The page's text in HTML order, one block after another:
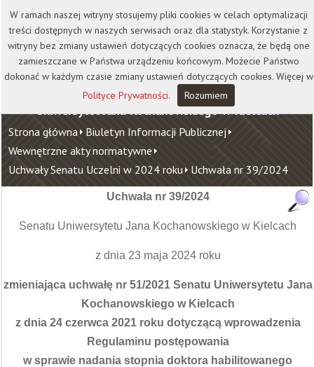
Kontakt Biblioteka
Wydawnictwo
Wirtualna Uczelnia
Uniwersytet Jana Kochanowskiego w Kielcach
Strona główna Biuletyn Informacji Publicznej
Wewnętrzne akty normatywne
Uchwały Senatu Uczelni w 2024 roku Uchwała nr 39/2024
Uchwała nr 39/2024
Senatu Uniwersytetu Jana Kochanowskiego w Kielcach
z dnia 23 maja 2024 roku
zmieniająca uchwałę nr 51/2021 Senatu Uniwersytetu Jana
Kochanowskiego w Kielcach
z dnia 24 czerwca 2021 roku dotyczącą wprowadzenia
Regulaminu postępowania
w sprawie nadania stopnia doktora habilitowanego
W ramach naszej witryny stosujemy pliki cookies w celach optymalizacji
treści dostępnych w naszych serwisach oraz dla statystyk. Korzystanie z
witryny bez zmiany ustawień dotyczących cookies oznacza, że będą one
zamieszczane w Państwa urządzeniu końcowym. Możecie Państwo
dokonać w każdym czasie zmiany ustawień dotyczących cookies. Więcej w
Polityce Prywatności. Rozumiem